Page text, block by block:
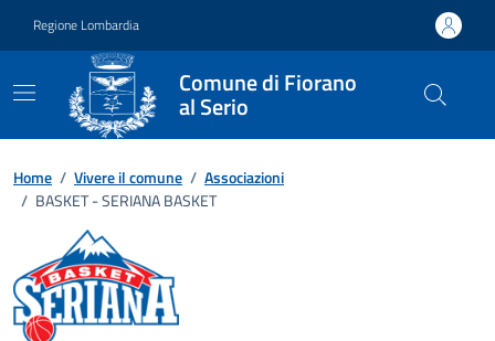
Regione Lombardia
Comune di Fiorano
al Serio
Home / Vivere il comune / Associazioni
/ BASKET - SERIANA BASKET